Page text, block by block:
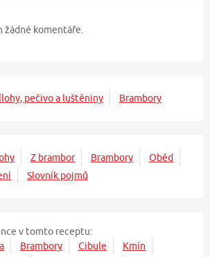
žádné komentáře.
pečivo a luštěniny Brambory
Z brambor Brambory
Oběd
Slovník pojmů
v tomto receptu:
Brambory Cibule
Kmín